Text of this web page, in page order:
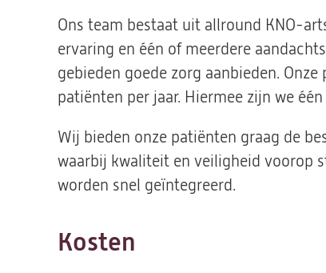
Ons team bestaat uit allround KNO-
ervaring en één of meerdere
gebieden goede zorg aanbieden.
patiënten per jaar. Hiermee zijn we
Wij bieden onze patiënten graag de
waarbij kwaliteit en veiligheid voorop
worden snel geïntegreerd.
Kosten